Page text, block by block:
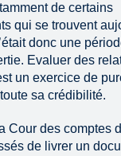
de certains
qui se trouvent
donc une
Evaluer des
un exercice de
sa crédibilité.
Cour des comptes
de livrer un